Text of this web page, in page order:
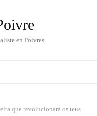
en Poivres
que revolucionará os teus